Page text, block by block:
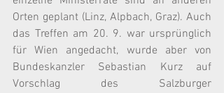
Orten geplant (Linz, Alpbach, Graz). Auch
das Treffen am 20. 9. war ursprünglich
für Wien angedacht, wurde aber von
Bundeskanzler Sebastian Kurz auf
Vorschlag des Salzburger